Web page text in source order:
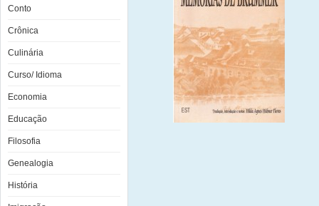
Conto
Crônica
Culinária
Curso/ Idioma
Economia
Educação
Filosofia
Genealogia
História